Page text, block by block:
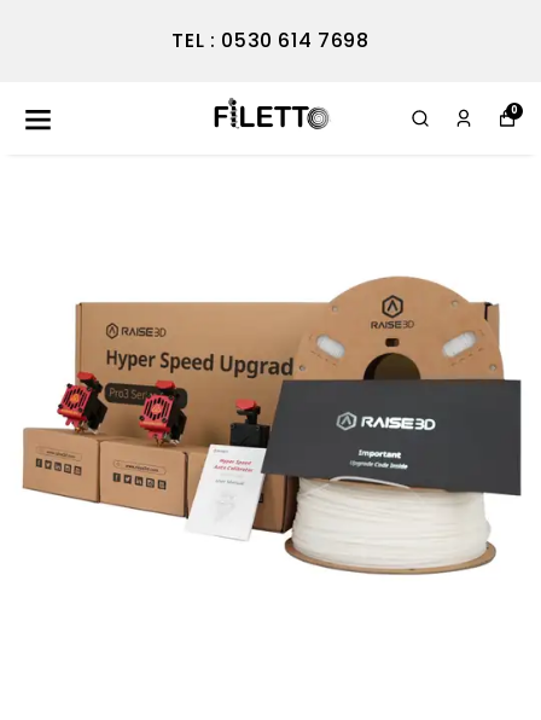
TEL : 0530 614 7698
0